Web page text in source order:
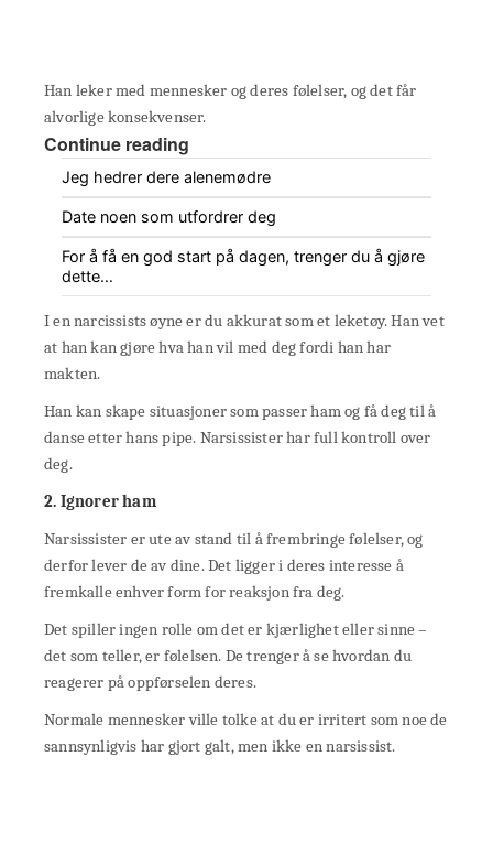
Han leker med mennesker og deres følelser, og det får
alvorlige konsekvenser.
Continue reading
Jeg hedrer dere alenemødre
Date noen som utfordrer deg
For å få en god start på dagen, trenger du å gjøre
dette…
I en narcissists øyne er du akkurat som et leketøy. Han vet
at han kan gjøre hva han vil med deg fordi han har
makten.
Han kan skape situasjoner som passer ham og få deg til å
danse etter hans pipe. Narsissister har full kontroll over
deg.
2. Ignorer ham
Narsissister er ute av stand til å frembringe følelser, og
derfor lever de av dine. Det ligger i deres interesse å
fremkalle enhver form for reaksjon fra deg.
Det spiller ingen rolle om det er kjærlighet eller sinne –
det som teller, er følelsen. De trenger å se hvordan du
reagerer på oppførselen deres.
Normale mennesker ville tolke at du er irritert som noe de
sannsynligvis har gjort galt, men ikke en narsissist.